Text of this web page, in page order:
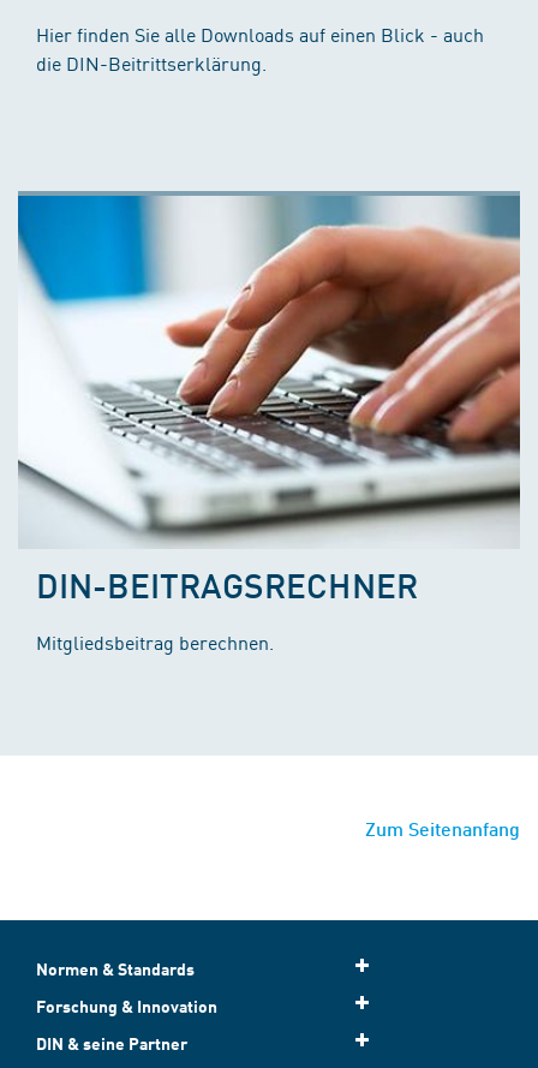
Hier finden Sie alle Downloads auf einen Blick - auch
die DIN-Beitrittserklärung.
DIN-BEITRAGSRECHNER
Mitgliedsbeitrag berechnen.
Zum Seitenanfang
Normen & Standards
Forschung & Innovation
DIN & seine Partner